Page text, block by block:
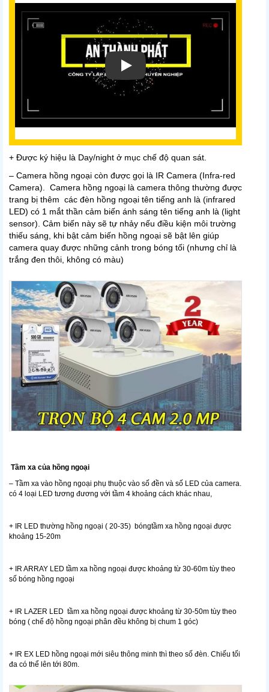
+ Được ký hiệu là Day/night ở mục chế độ quan sát.
– Camera hồng ngoại còn được gọi là IR Camera (Infra-red
Camera). Camera hồng ngoại là camera thông thường được
trang bị thêm các đèn hồng ngoại tên tiếng anh là (infrared
LED) có 1 mắt thần cảm biến ánh sáng tên tiếng anh là (light
sensor). Cảm biến này sẽ tự nhảy nếu điều kiện môi trường
thiếu sáng, khi bật cảm biến hồng ngoại sẽ bật lên giúp
camera quay được những cảnh trong bóng tối (nhưng chỉ là
trắng đen thôi, không có màu)
Tầm xa của hồng ngoại
– Tầm xa vào hồng ngoại phụ thuộc vào số đền và số LED của camera.
có 4 loại LED tương đương với tầm 4 khoảng cách khác nhau,
+ IR LED thường hồng ngoại ( 20-35) bóngtầm xa hồng ngoại được
khoảng 15-20m
+ IR ARRAY LED tầm xa hồng ngoại được khoảng từ 30-60m tùy theo
số bóng hồng ngoại
+ IR LAZER LED tầm xa hồng ngoại được khoảng từ 30-50m tùy theo
bóng ( chế độ hồng ngoại phân đều không bị chum 1 góc)
+ IR EX LED hồng ngoại mới siêu thông minh thì theo số đèn. Chiếu tối
đa có thể lên tới 80m.